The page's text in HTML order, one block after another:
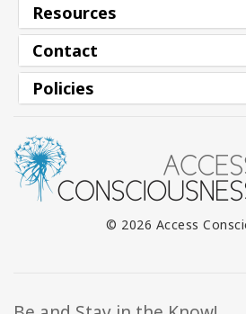
Resources
Contact
Policies
© 2026 Access